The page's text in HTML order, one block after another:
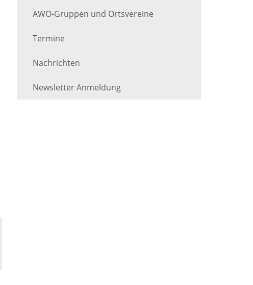
AWO-Gruppen und Ortsvereine
Termine
Nachrichten
Newsletter Anmeldung